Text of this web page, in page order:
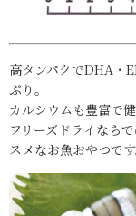
高タンパクでDHA・
ぷり。
カルシウムも豊富で
フリーズドライなら
スメなお魚おやつです